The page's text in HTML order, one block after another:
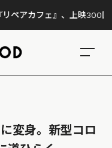
』、上映300回の先で見え
変身。新型コロ